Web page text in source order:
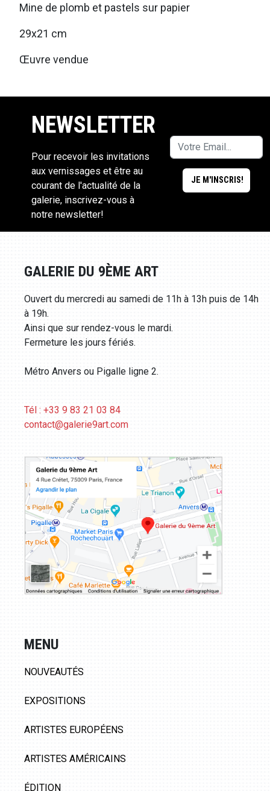
Mine de plomb et pastels sur papier
29x21 cm
Œuvre vendue
NEWSLETTER
Pour recevoir les invitations
aux vernissages et être au
courant de l'actualité de la
galerie, inscrivez-vous à
notre newsletter!
GALERIE DU 9ÈME ART
Ouvert du mercredi au samedi de 11h à 13h puis de 14h
à 19h.
Ainsi que sur rendez-vous le mardi.
Fermeture les jours fériés.
Métro Anvers ou Pigalle ligne 2.
Tél : +33 9 83 21 03 84
contact@galerie9art.com
MENU
NOUVEAUTÉS
EXPOSITIONS
ARTISTES EUROPÉENS
ARTISTES AMÉRICAINS
ÉDITION